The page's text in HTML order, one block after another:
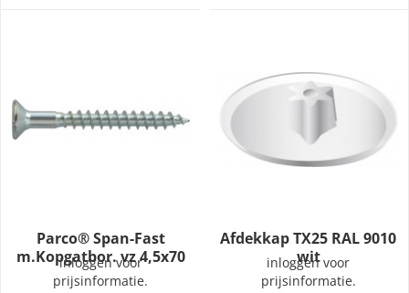
Parco® Span-Fast
m.Kopgatbor. vz 4,5x70
inloggen voor
prijsinformatie.
Afdekkap TX25 RAL 9010
wit
inloggen voor
prijsinformatie.